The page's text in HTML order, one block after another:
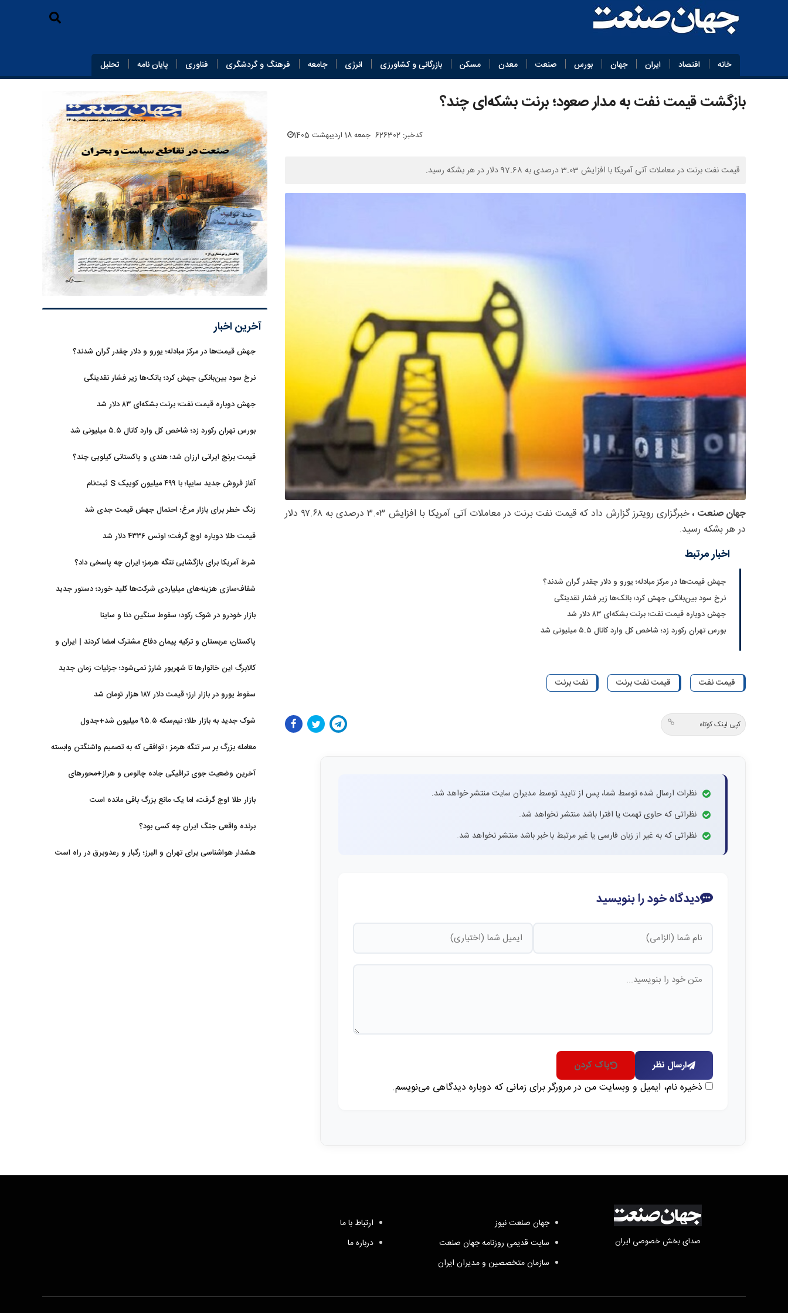
خانه اقتصاد ایران جهان بورس صنعت معدن مسکن بازرگانی و کشاورزی انرژی جامعه فرهنگ و گردشگری فناوری پایان‌ نامه تحلیل
بازگشت قیمت نفت به مدار صعود؛ برنت بشکه‌ای چند؟
کدخبر: 626302 جمعه 18 اردیبهشت 1405
قیمت نفت برنت در معاملات آتی آمریکا با افزایش 3.03 درصدی به 97.68 دلار در هر بشکه رسید.
جهان صنعت ،
خبرگزاری رویترز گزارش داد که قیمت نفت برنت در معاملات آتی آمریکا با افزایش ۳.۰۳ درصدی به ۹۷.۶۸ دلار
در هر بشکه رسید.
اخبار مرتبط
جهش قیمت‌ها در مرکز مبادله؛ یورو و دلار چقدر گران شدند؟
نرخ سود بین‌بانکی جهش کرد؛ بانک‌ها زیر فشار نقدینگی
جهش دوباره قیمت نفت؛ برنت بشکه‌ای ۸۳ دلار شد
بورس تهران رکورد زد؛ شاخص کل وارد کانال ۵.۵ میلیونی شد
قیمت نفت قیمت نفت برنت نفت برنت
کپی لینک کوتاه
نظرات ارسال شده توسط شما، پس از تایید توسط مدیران سایت منتشر خواهد شد.
نظراتی که حاوی تهمت یا افترا باشد منتشر نخواهد شد.
نظراتی که به غیر از زبان فارسی یا غیر مرتبط با خبر باشد منتشر نخواهد شد.
دیدگاه خود را بنویسید
ارسال نظر پاک کردن
ذخیره نام، ایمیل و وبسایت من در مرورگر برای زمانی که دوباره دیدگاهی می‌نویسم.
آخرین اخبار
جهش قیمت‌ها در مرکز مبادله؛ یورو و دلار چقدر گران شدند؟
نرخ سود بین‌بانکی جهش کرد؛ بانک‌ها زیر فشار نقدینگی
جهش دوباره قیمت نفت؛ برنت بشکه‌ای ۸۳ دلار شد
بورس تهران رکورد زد؛ شاخص کل وارد کانال ۵.۵ میلیونی شد
قیمت برنج ایرانی ارزان شد؛ هندی و پاکستانی کیلویی چند؟
آغاز فروش جدید سایپا؛ با ۴۹۹ میلیون کوییک S ثبت‌نام
زنگ خطر برای بازار مرغ؛ احتمال جهش قیمت جدی شد
قیمت طلا دوباره اوج گرفت؛ اونس ۴۳۳۶ دلار شد
شرط آمریکا برای بازگشایی تنگه هرمز؛ ایران چه پاسخی داد؟
شفاف‌سازی هزینه‌های میلیاردی شرکت‌ها کلید خورد؛ دستور جدید
بازار خودرو در شوک رکود؛ سقوط سنگین دنا و ساینا
پاکستان، عربستان و ترکیه پیمان دفاع مشترک امضا کردند | ایران و
کالابرگ این خانوارها تا شهریور شارژ نمی‌شود؛ جزئیات زمان جدید
سقوط یورو در بازار ارز؛ قیمت دلار ۱۸۷ هزار تومان شد
شوک جدید به بازار طلا؛ نیم‌سکه ۹۵.۵ میلیون شد+جدول
معامله بزرگ بر سر تنگه هرمز ؛ توافقی که به تصمیم واشنگتن وابسته
آخرین وضعیت جوی ترافیکی جاده چالوس و هراز+محورهای
بازار طلا اوج گرفت، اما یک مانع بزرگ باقی مانده است
برنده واقعی جنگ ایران چه کسی بود؟
هشدار هواشناسی برای تهران و البرز؛ رگبار و رعدوبرق در راه است
صدای بخش خصوصی ایران
جهان صنعت نیوز
سایت قدیمی روزنامه جهان صنعت
سازمان متخصصین و مدیران ایران
ارتباط با ما
درباره ما